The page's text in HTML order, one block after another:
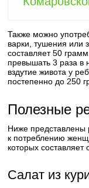
Также можно
варки, тушения или
составляет 50
превышать 3 раза в
вздутие живота у
постепенно до 250
Полезные
Ниже представлены
к потреблению
которых составляет
Салат из